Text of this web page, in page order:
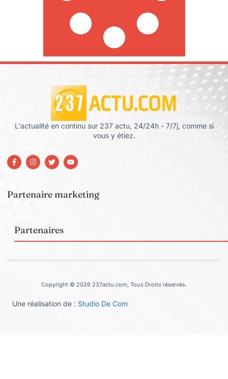
L'actualité en continu sur 237 actu, 24/24h - 7/7j, comme si
vous y étiez.
Partenaire marketing
Partenaires
Copyright © 2026 237actu.com, Tous Droits réservés.
Une réalisation de : Studio De Com